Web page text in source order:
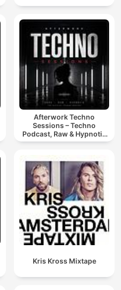
Afterwork Techno
Sessions – Techno
Podcast, Raw & Hypnotic
Techno Mixes
Kris Kross Mixtape